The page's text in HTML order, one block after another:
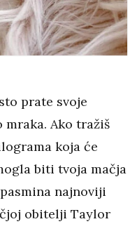
prate svoje
Ako tražiš
koja će
biti tvoja mačja
najnoviji
obitelji Taylor